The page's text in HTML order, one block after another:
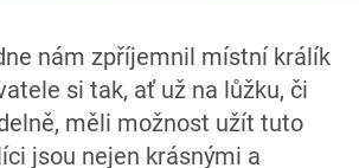
nám zpříjemnil místní králík
si tak, ať už na lůžku, či
měli možnost užít tuto
jsou nejen krásnými a